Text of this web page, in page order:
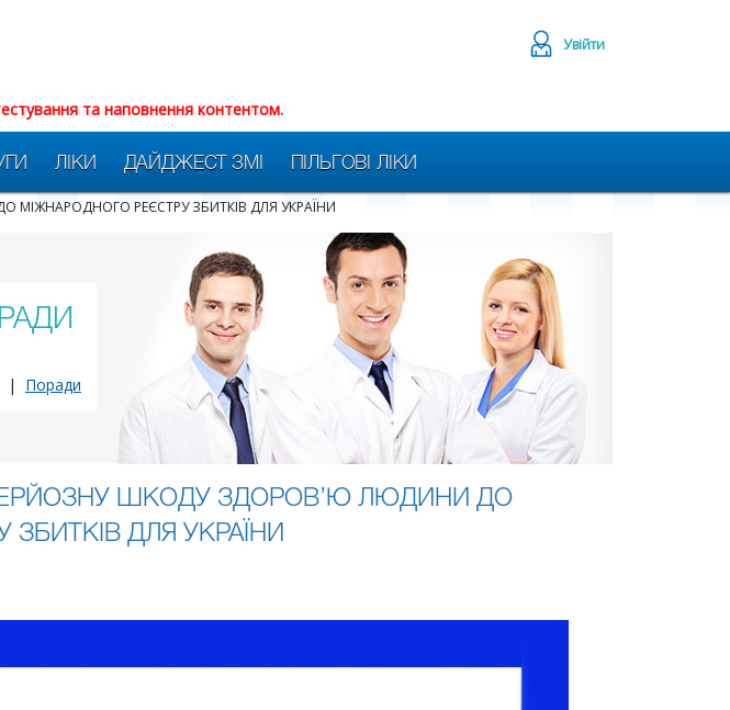
Увійти
та наповнення контентом.
ЛІКИ ДАЙДЖЕСТ ЗМІ ПІЛЬГОВІ ЛІКИ
РЕЄСТРУ ЗБИТКІВ ДЛЯ УКРАЇНИ
| Поради
ШКОДУ ЗДОРОВ’Ю ЛЮДИНИ ДО
ДЛЯ УКРАЇНИ